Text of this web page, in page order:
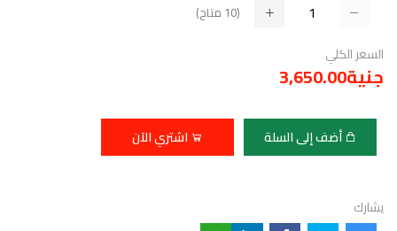
(
10 متاح)
السعر الكلي
جنية3,650.00
أضف إلى السلة اشتري الآن
يشارك